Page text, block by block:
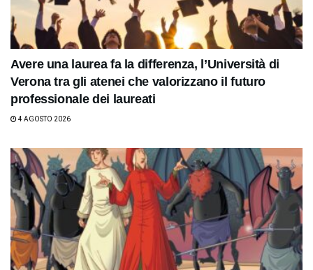
Avere una laurea fa la differenza, l’Università di
Verona tra gli atenei che valorizzano il futuro
professionale dei laureati
4 AGOSTO 2026